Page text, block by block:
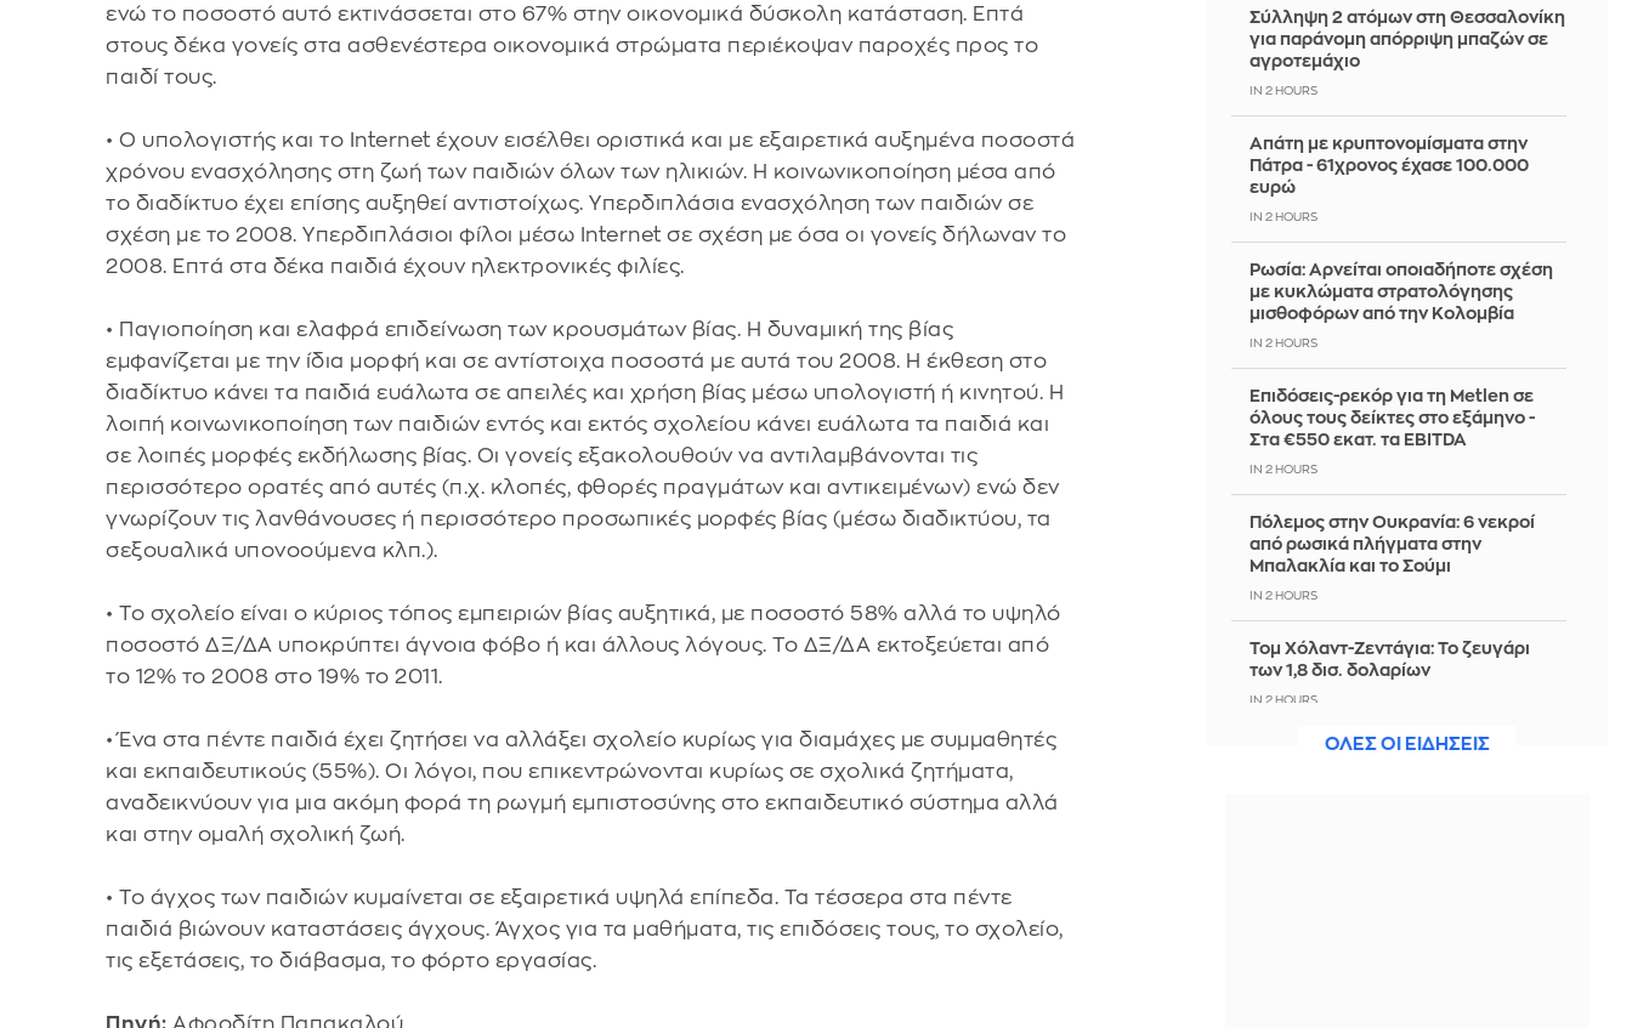
ενώ το ποσοστό αυτό εκτινάσσεται στο 67% στην οικονομικά δύσκολη κατάσταση. Επτά
στους δέκα γονείς στα ασθενέστερα οικονομικά στρώματα περιέκοψαν παροχές προς το
παιδί τους.
• Ο υπολογιστής και το Internet έχουν εισέλθει οριστικά και με εξαιρετικά αυξημένα ποσοστά
χρόνου ενασχόλησης στη ζωή των παιδιών όλων των ηλικιών. Η κοινωνικοποίηση μέσα από
το διαδίκτυο έχει επίσης αυξηθεί αντιστοίχως. Υπερδιπλάσια ενασχόληση των παιδιών σε
σχέση με το 2008. Υπερδιπλάσιοι φίλοι μέσω Internet σε σχέση με όσα οι γονείς δήλωναν το
2008. Επτά στα δέκα παιδιά έχουν ηλεκτρονικές φιλίες.
• Παγιοποίηση και ελαφρά επιδείνωση των κρουσμάτων βίας. Η δυναμική της βίας
εμφανίζεται με την ίδια μορφή και σε αντίστοιχα ποσοστά με αυτά του 2008. Η έκθεση στο
διαδίκτυο κάνει τα παιδιά ευάλωτα σε απειλές και χρήση βίας μέσω υπολογιστή ή κινητού. Η
λοιπή κοινωνικοποίηση των παιδιών εντός και εκτός σχολείου κάνει ευάλωτα τα παιδιά και
σε λοιπές μορφές εκδήλωσης βίας. Οι γονείς εξακολουθούν να αντιλαμβάνονται τις
περισσότερο ορατές από αυτές (π.χ. κλοπές, φθορές πραγμάτων και αντικειμένων) ενώ δεν
γνωρίζουν τις λανθάνουσες ή περισσότερο προσωπικές μορφές βίας (μέσω διαδικτύου, τα
σεξουαλικά υπονοούμενα κλπ.).
• Το σχολείο είναι ο κύριος τόπος εμπειριών βίας αυξητικά, με ποσοστό 58% αλλά το υψηλό
ποσοστό ΔΞ/ΔΑ υποκρύπτει άγνοια φόβο ή και άλλους λόγους. Το ΔΞ/ΔΑ εκτοξεύεται από
το 12% το 2008 στο 19% το 2011.
• Ένα στα πέντε παιδιά έχει ζητήσει να αλλάξει σχολείο κυρίως για διαμάχες με συμμαθητές
και εκπαιδευτικούς (55%). Οι λόγοι, που επικεντρώνονται κυρίως σε σχολικά ζητήματα,
αναδεικνύουν για μια ακόμη φορά τη ρωγμή εμπιστοσύνης στο εκπαιδευτικό σύστημα αλλά
και στην ομαλή σχολική ζωή.
• Το άγχος των παιδιών κυμαίνεται σε εξαιρετικά υψηλά επίπεδα. Τα τέσσερα στα πέντε
παιδιά βιώνουν καταστάσεις άγχους. Άγχος για τα μαθήματα, τις επιδόσεις τους, το σχολείο,
τις εξετάσεις, το διάβασμα, το φόρτο εργασίας.
Πηγή: Αφροδίτη Παπακαλού
Σύλληψη 2 ατόμων στη Θεσσαλονίκη
για παράνομη απόρριψη μπαζών σε
αγροτεμάχιο
IN 2 HOURS
Απάτη με κρυπτονομίσματα στην
Πάτρα - 61χρονος έχασε 100.000
ευρώ
IN 2 HOURS
Ρωσία: Αρνείται οποιαδήποτε σχέση
με κυκλώματα στρατολόγησης
μισθοφόρων από την Κολομβία
IN 2 HOURS
Επιδόσεις-ρεκόρ για τη Metlen σε
όλους τους δείκτες στο εξάμηνο -
Στα €550 εκατ. τα EBITDA
IN 2 HOURS
Πόλεμος στην Ουκρανία: 6 νεκροί
από ρωσικά πλήγματα στην
Μπαλακλία και το Σούμι
IN 2 HOURS
Τομ Χόλαντ-Ζεντάγια: Το ζευγάρι
των 1,8 δισ. δολαρίων
IN 2 HOURS
Εντοπισμός και διάσωση 40
ΟΛΕΣ ΟΙ ΕΙΔΗΣΕΙΣ